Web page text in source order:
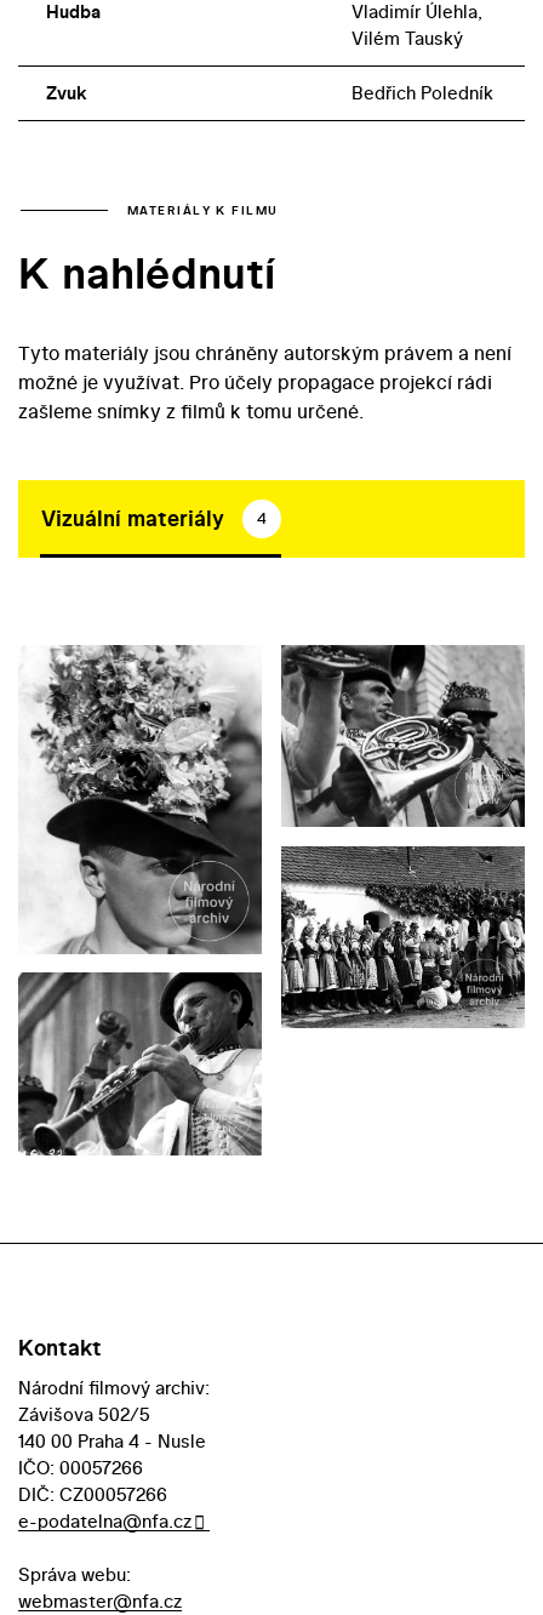
Hudba
Vladimír Úlehla,
Vilém Tauský
Zvuk Bedřich Poledník
MATERIÁLY K FILMU
K nahlédnutí
Tyto materiály jsou chráněny autorským právem a není
možné je využívat. Pro účely propagace projekcí rádi
zašleme snímky z filmů k tomu určené.
Vizuální materiály 4
Kontakt
Národní filmový archiv:
Závišova 502/5
140 00 Praha 4 - Nusle
IČO: 00057266
DIČ: CZ00057266
e-podatelna@nfa.cz
Správa webu:
webmaster@nfa.cz